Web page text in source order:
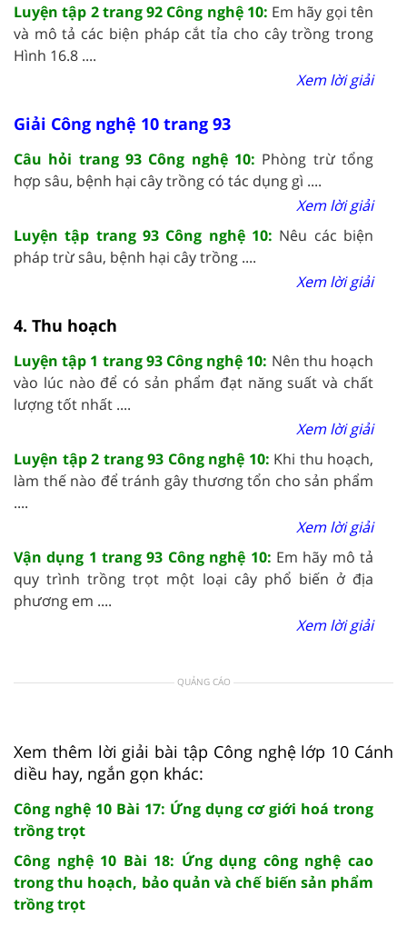
Luyện tập 2 trang 92 Công nghệ 10: Em hãy gọi tên
và mô tả các biện pháp cắt tỉa cho cây trồng trong
Hình 16.8 ....
Xem lời giải
Giải Công nghệ 10 trang 93
Câu hỏi trang 93 Công nghệ 10: Phòng trừ tổng
hợp sâu, bệnh hại cây trồng có tác dụng gì ....
Xem lời giải
Luyện tập trang 93 Công nghệ 10: Nêu các biện
pháp trừ sâu, bệnh hại cây trồng ....
Xem lời giải
4. Thu hoạch
Luyện tập 1 trang 93 Công nghệ 10: Nên thu hoạch
vào lúc nào để có sản phẩm đạt năng suất và chất
lượng tốt nhất ....
Xem lời giải
Luyện tập 2 trang 93 Công nghệ 10: Khi thu hoạch,
làm thế nào để tránh gây thương tổn cho sản phẩm
....
Xem lời giải
Vận dụng 1 trang 93 Công nghệ 10: Em hãy mô tả
quy trình trồng trọt một loại cây phổ biến ở địa
phương em ....
Xem lời giải
QUẢNG CÁO
Xem thêm lời giải bài tập Công nghệ lớp 10 Cánh
diều hay, ngắn gọn khác:
Công nghệ 10 Bài 17: Ứng dụng cơ giới hoá trong
trồng trọt
Công nghệ 10 Bài 18: Ứng dụng công nghệ cao
trong thu hoạch, bảo quản và chế biến sản phẩm
trồng trọt